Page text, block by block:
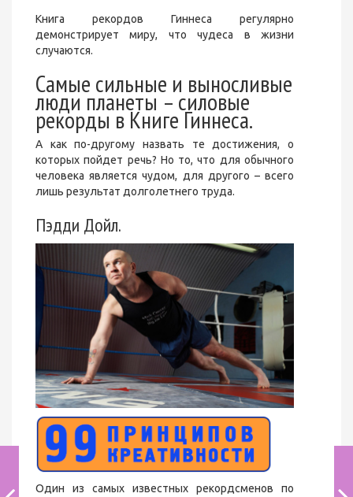
Книга рекордов Гиннеса регулярно
демонстрирует миру, что чудеса в жизни
случаются.
Самые сильные и выносливые
люди планеты – силовые
рекорды в Книге Гиннеса.
А как по-другому назвать те достижения, о
которых пойдет речь? Но то, что для обычного
человека является чудом, для другого – всего
лишь результат долголетнего труда.
Пэдди Дойл.
Один из самых известных рекордсменов по